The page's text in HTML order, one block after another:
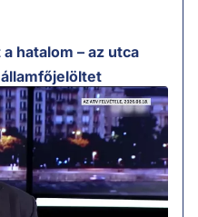
hatalom – az utca